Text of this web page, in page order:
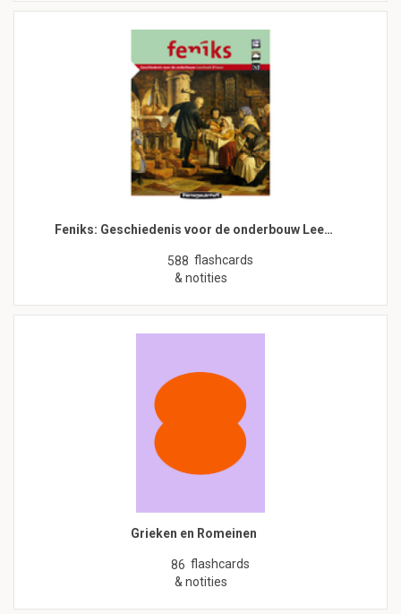
Feniks: Geschiedenis voor de onderbouw Lee…
588 flashcards
& notities
Grieken en Romeinen
86 flashcards
& notities